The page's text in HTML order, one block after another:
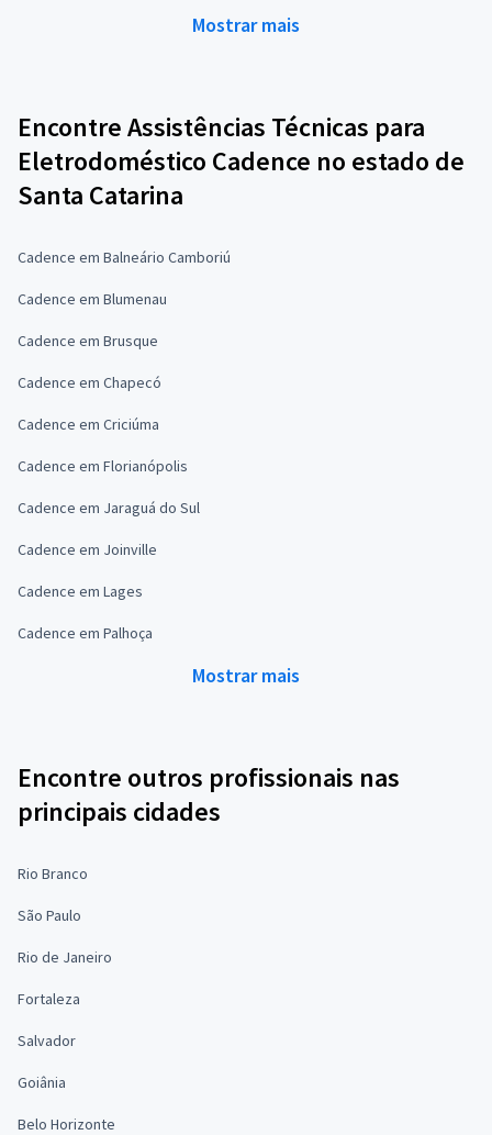
Mostrar mais
Encontre Assistências Técnicas para
Eletrodoméstico Cadence no estado de
Santa Catarina
Cadence em Balneário Camboriú
Cadence em Blumenau
Cadence em Brusque
Cadence em Chapecó
Cadence em Criciúma
Cadence em Florianópolis
Cadence em Jaraguá do Sul
Cadence em Joinville
Cadence em Lages
Cadence em Palhoça
Mostrar mais
Encontre outros profissionais nas
principais cidades
Rio Branco
São Paulo
Rio de Janeiro
Fortaleza
Salvador
Goiânia
Belo Horizonte